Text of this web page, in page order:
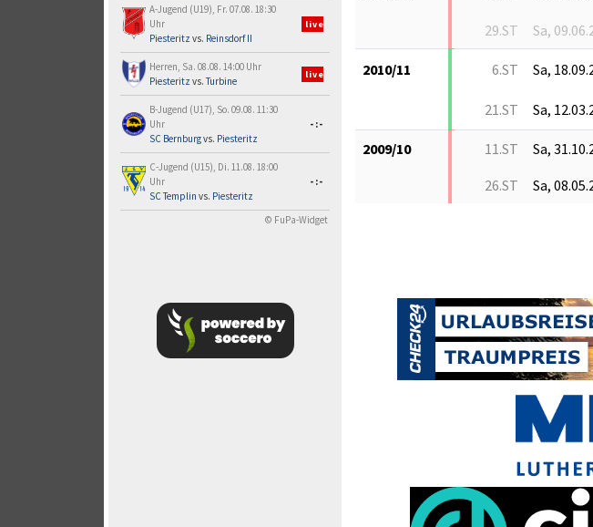
A-Jugend (U19), Fr. 07.08. 18:30
Uhr
Piesteritz vs. Reinsdorf II
live
Herren, Sa. 08.08. 14:00 Uhr
Piesteritz vs.Turbine
live
B-Jugend (U17), So. 09.08. 11:30
Uhr
SC Bernburgvs. Piesteritz
-:-
C-Jugend (U15), Di. 11.08. 18:00
Uhr
SC Templin vs. Piesteritz
-:-
© FuPa-Widget
29.ST Sa,
2010/11 6.ST Sa,
21.ST Sa,
2009/10 11.ST Sa,
26.ST
Sa,